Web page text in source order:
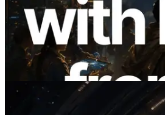
com medição de ping a
globais — Validators
também lançada